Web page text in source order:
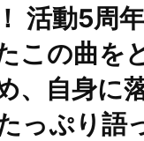
活動5周
この曲を
、自身に
っぷり語